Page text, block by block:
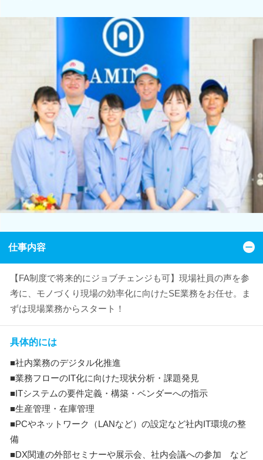
仕事内容
【FA制度で将来的にジョブチェンジも可】現場社員の声を参
考に、モノづくり現場の効率化に向けたSE業務をお任せ。ま
ずは現場業務からスタート！
具体的には
■社内業務のデジタル化推進
■業務フローのIT化に向けた現状分析・課題発見
■ITシステムの要件定義・構築・ベンダーへの指示
■生産管理・在庫管理
■PCやネットワーク（LANなど）の設定など社内IT環境の整
備
■DX関連の外部セミナーや展示会、社内会議への参加 など